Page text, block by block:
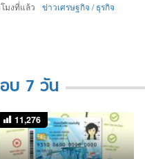
มงที่แล้ว ข่าวเศรษฐกิจ / ธุรกิจ
อบ 7 วัน
11,276